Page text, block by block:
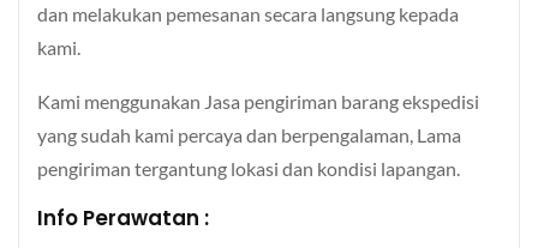
dan melakukan pemesanan secara langsung kepada
kami.
Kami menggunakan Jasa pengiriman barang ekspedisi
yang sudah kami percaya dan berpengalaman, Lama
pengiriman tergantung lokasi dan kondisi lapangan.
Info Perawatan :